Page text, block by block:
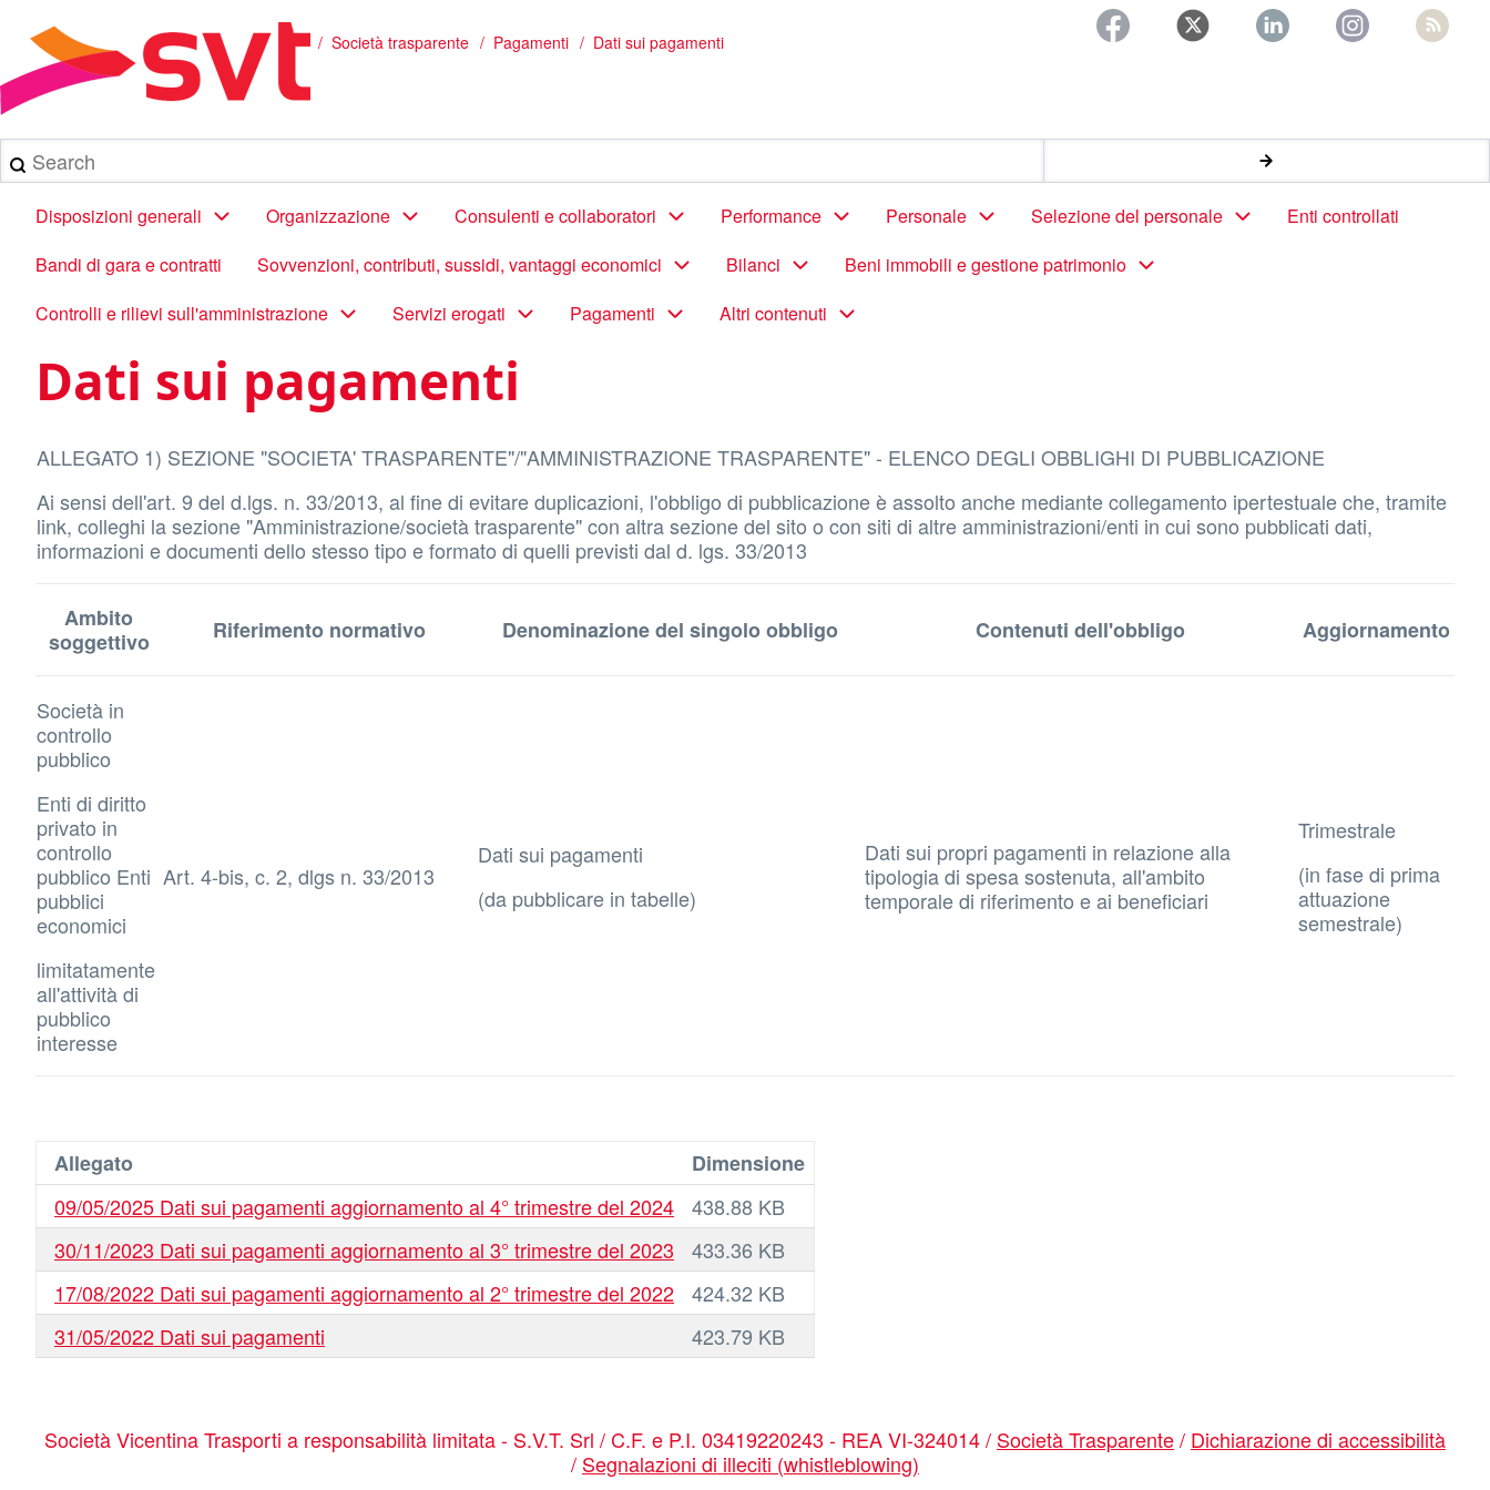
contenuto
principale
Briciole
di
pane
/ Società trasparente Pagamenti Dati sui pagamenti
Search
Main
navigation
Disposizioni generali Organizzazione Consulenti e collaboratori Performance Personale Selezione del personale
Enti controllati
Bandi di gara e contratti
Sovvenzioni, contributi, sussidi, vantaggi economici Bilanci
Beni immobili e gestione patrimonio
Controlli e rilievi sull'amministrazione
Servizi erogati Pagamenti Altri contenuti
Dati sui pagamenti
ALLEGATO 1) SEZIONE "SOCIETA' TRASPARENTE"/"AMMINISTRAZIONE TRASPARENTE" - ELENCO DEGLI OBBLIGHI DI PUBBLICAZIONE
Ai sensi dell'art. 9 del d.lgs. n. 33/2013, al fine di evitare duplicazioni, l'obbligo di pubblicazione è assolto anche mediante collegamento ipertestuale che, tramite
link, colleghi la sezione "Amministrazione/società trasparente" con altra sezione del sito o con siti di altre amministrazioni/enti in cui sono pubblicati dati,
informazioni e documenti dello stesso tipo e formato di quelli previsti dal d. lgs. 33/2013
Ambito
soggettivo
Riferimento normativo Denominazione del singolo obbligo Contenuti dell'obbligo Aggiornamento
Società in
controllo
pubblico
Enti di diritto
privato in
controllo
pubblico Enti
pubblici
economici
limitatamente
all'attività di
pubblico
interesse
Art. 4-bis, c. 2, dlgs n. 33/2013
Dati sui pagamenti
(da pubblicare in tabelle)
Dati sui propri pagamenti in relazione alla
tipologia di spesa sostenuta, all'ambito
temporale di riferimento e ai beneficiari
Trimestrale
(in fase di prima
attuazione
semestrale)
Allegato
Dimensione
09/05/2025 Dati sui pagamenti aggiornamento al 4° trimestre del 2024
438.88 KB
30/11/2023 Dati sui pagamenti aggiornamento al 3° trimestre del 2023
433.36 KB
17/08/2022 Dati sui pagamenti aggiornamento al 2° trimestre del 2022
424.32 KB
31/05/2022 Dati sui pagamenti
423.79 KB
Società Vicentina Trasporti a responsabilità limitata - S.V.T. Srl / C.F. e P.I. 03419220243 - REA VI-324014 / Società Trasparente/ Dichiarazione di accessibilità
/ Segnalazioni di illeciti (whistleblowing)